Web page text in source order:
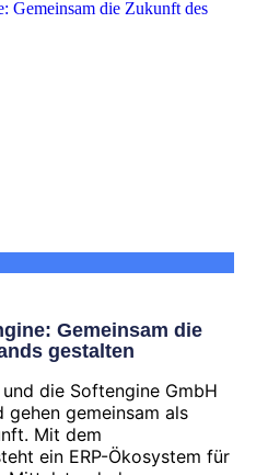
Gemeinsam die
gestalten
die Softengine GmbH
gehen gemeinsam als
Mit dem
ein ERP-Ökosystem für